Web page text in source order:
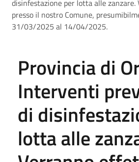
disinfestazione per lotta alle
presso il nostro Comune,
31/03/2025 al 14/04/2025.
Provincia di
Interventi
di
lotta alle